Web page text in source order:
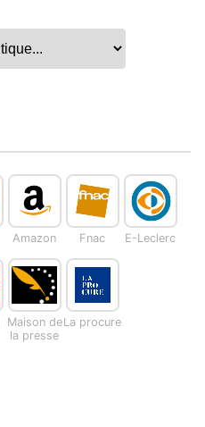
Amazon Fnac E-Leclerc
Maison de
la presse
La procure